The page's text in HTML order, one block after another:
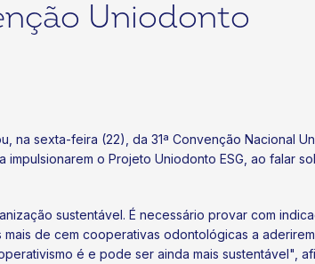
Uniodonto
sexta-feira (22), da 31ª Convenção Nacional
o Projeto Uniodonto ESG, ao falar
sustentável. É necessário provar com
de cem cooperativas odontológicas a
é e pode ser ainda mais sustentável",